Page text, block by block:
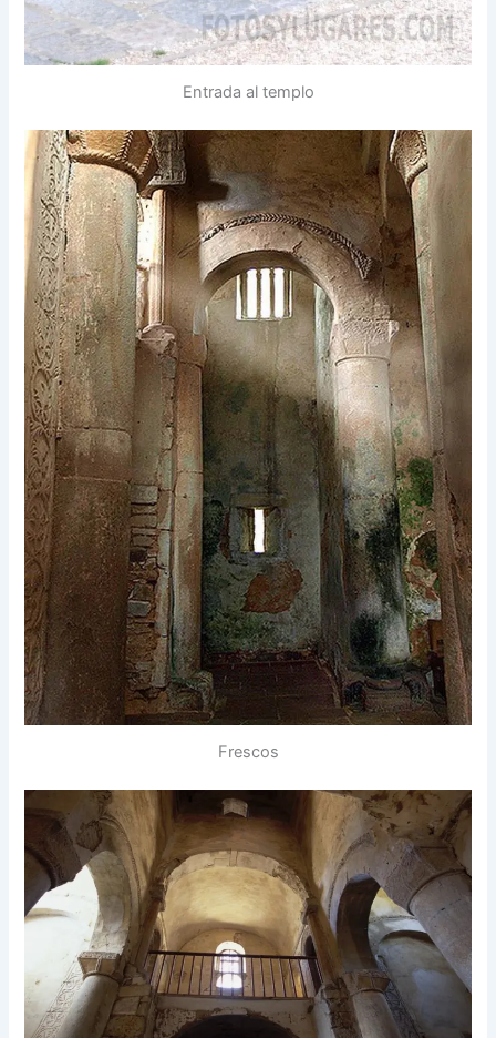
Entrada al templo
Frescos